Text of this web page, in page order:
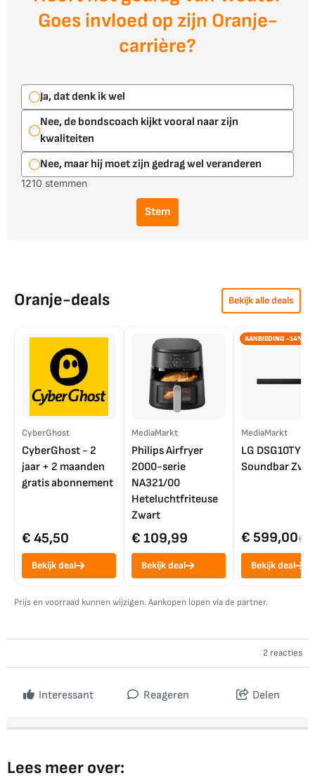
Goes invloed op zijn Oranje-
carrière?
Ja, dat denk ik wel
Nee, de bondscoach kijkt vooral naar zijn
kwaliteiten
Nee, maar hij moet zijn gedrag wel veranderen
1210 stemmen
Stem
Oranje-deals Bekijk alle deals
CyberGhost
CyberGhost - 2
jaar + 2 maanden
gratis abonnement
€ 45,50
Bekijk deal
MediaMarkt
Philips Airfryer
2000-serie
NA321/00
Heteluchtfriteuse
Zwart
€ 109,99
Bekijk deal
AANBIEDING -14%
MediaMarkt
LG DSG10TY
Soundbar
€ 599,00€
Bekijk deal
Prijs en voorraad kunnen wijzigen. Aankopen lopen via de partner.
2 reacties
Interessant Reageren Delen
Lees meer over: